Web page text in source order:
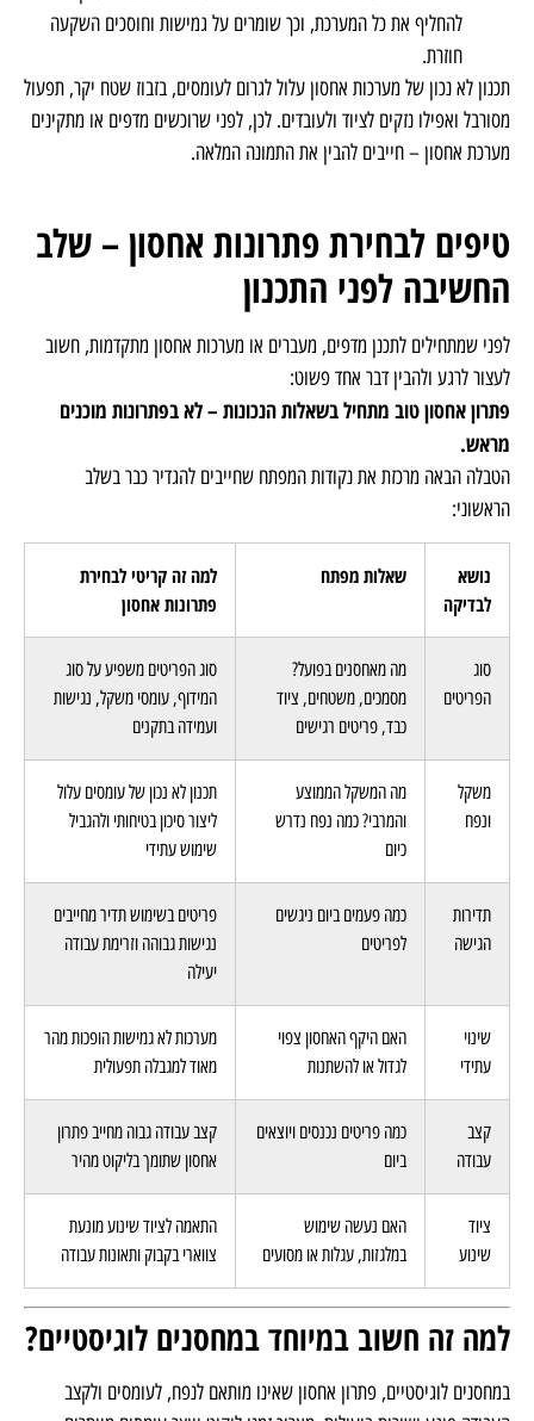
יכולת התרחבות עתידית– עסקים משתנים וגדלים. פתרונות אחסון
מודולריים מאפשרים התאמה מהירה לצרכים חדשים בלי לפרק או
להחליף את כל המערכת, וכך שומרים על גמישות וחוסכים השקעה
חוזרת.
תכנון לא נכון של מערכות אחסון עלול לגרום לעומסים, בזבוז שטח יקר, תפעול
טיפים לבחירת פתרונות אחסון – שלב
החשיבה לפני התכנון
לפני שמתחילים לתכנן מדפים, מעברים או מערכות אחסון מתקדמות, חשוב
לעצור לרגע ולהבין דבר אחד פשוט:
פתרון אחסון טוב מתחיל בשאלות הנכונות – לא בפתרונות מוכנים
מראש.
הראשוני:
נושא
לבדיקה
שאלות מפתח
למה זה קריטי לבחירת
פתרונות אחסון
הפריטים
מה מאחסנים בפועל?
מסמכים, משטחים, ציוד
כבד, פריטים רגישים
סוג הפריטים משפיע על סוג
המידוף, עומסי משקל, נגישות
ועמידה בתקנים
ונפח
מה המשקל הממוצע
והמרבי? כמה נפח נדרש
כיום
תכנון לא נכון של עומסים עלול
ליצור סיכון בטיחותי ולהגביל
שימוש עתידי
הגישה
לפריטים
פריטים בשימוש תדיר מחייבים
נגישות גבוהה וזרימת עבודה
יעילה
שינוי
עתידי
האם היקף האחסון צפוי
לגדול או להשתנות
מערכות לא גמישות הופכות מהר
מאוד למגבלה תפעולית
קצב
עבודה
כמה פריטים נכנסים ויוצאים
ביום
קצב עבודה גבוה מחייב פתרון
אחסון שתומך בליקוט מהיר
ציוד
שינוע
האם נעשה שימוש
במלגזות, עגלות או מסועים
התאמה לציוד שינוע מונעת
צווארי בקבוק ותאונות עבודה
למה זה חשוב במיוחד במחסנים לוגיסטיים?